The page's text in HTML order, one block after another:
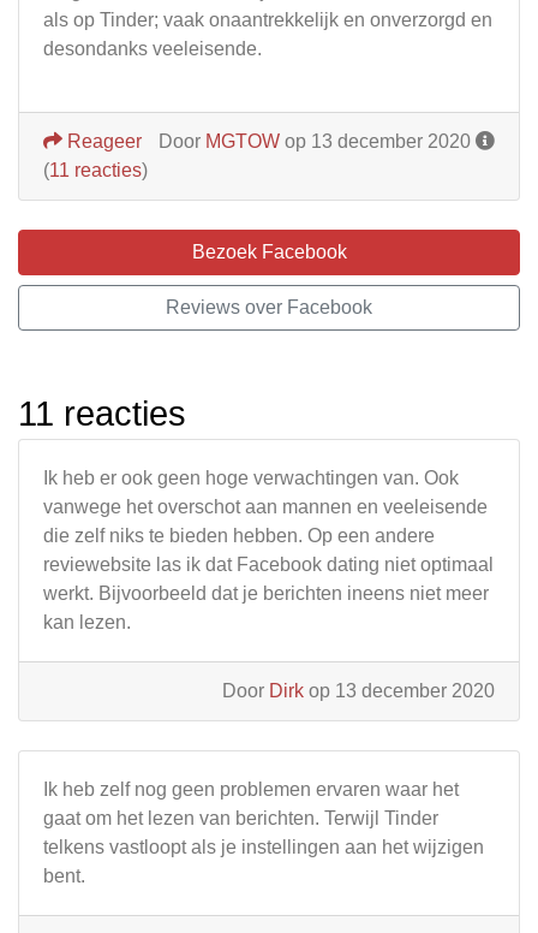
als op Tinder; vaak onaantrekkelijk en onverzorgd en
desondanks veeleisende.
Door MGTOW op 13 december 2020
Reageer
(11 reacties)
Bezoek Facebook
Reviews over Facebook
11 reacties
Ik heb er ook geen hoge verwachtingen van. Ook
vanwege het overschot aan mannen en veeleisende
die zelf niks te bieden hebben. Op een andere
reviewebsite las ik dat Facebook dating niet optimaal
werkt. Bijvoorbeeld dat je berichten ineens niet meer
kan lezen.
Door Dirk op 13 december 2020
Ik heb zelf nog geen problemen ervaren waar het
gaat om het lezen van berichten. Terwijl Tinder
telkens vastloopt als je instellingen aan het wijzigen
bent.